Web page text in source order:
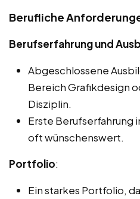
Berufliche
Berufserfahrung und
Abgeschlossene
Bereich Grafikdesign
Disziplin.
Erste Berufserfahrung
oft wünschenswert.
Portfolio:
Ein starkes Portfolio,